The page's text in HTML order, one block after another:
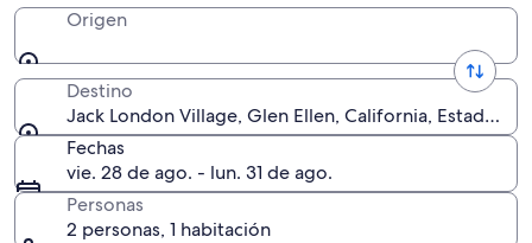
Origen
Destino
Jack London Village, Glen Ellen, California, Estados
Fechas
vie. 28 de ago. - lun. 31 de ago.
Personas
2 personas, 1 habitación